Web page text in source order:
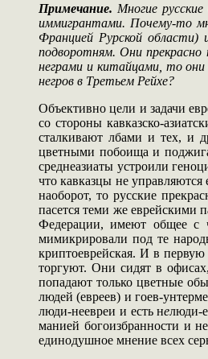
Примечание. Многие
иммигрантами. Почему-то
Францией Рурской области)
подворотням. Они прекрасно
неграми и китайцами, то
негров в Третьем Рейхе?
Объективно цели и задачи
со стороны кавказско-
сталкивают лбами и тех, и
цветными побоища и
среднеазиаты устроили
что кавказцы не
наоборот, то русские
пасется теми же еврейскими
Федерации, имеют общее с
мимикрировали под те
криптоеврейская. И в
торгуют. Они сидят в
попадают только цветные
людей (евреев) и гоев-
люди-неевреи и есть нелюди-
манией богоизбранности и
единодушное мнение всех